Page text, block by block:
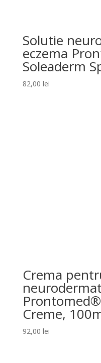
Solutie
eczema
Soleaderm
82,00 lei
Crema
Creme,
92,00 lei